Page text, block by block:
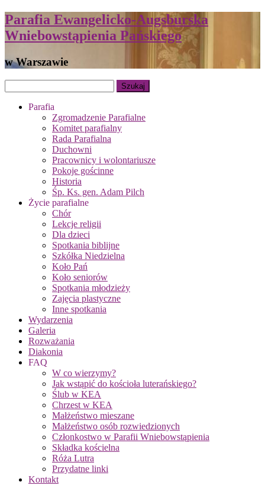
Parafia Ewangelicko-Augsburska
Wniebowstąpienia Pańskiego
w Warszawie
Parafia
Zgromadzenie Parafialne
Komitet parafialny
Rada Parafialna
Duchowni
Pracownicy i wolontariusze
Pokoje gościnne
Historia
Śp. Ks. gen. Adam Pilch
Życie parafialne
Chór
Lekcje religii
Dla dzieci
Spotkania biblijne
Szkółka Niedzielna
Koło Pań
Koło seniorów
Spotkania młodzieży
Zajęcia plastyczne
Inne spotkania
Wydarzenia
Galeria
Rozważania
Diakonia
FAQ
W co wierzymy?
Jak wstąpić do kościoła luterańskiego?
Ślub w KEA
Chrzest w KEA
Małżeństwo mieszane
Małżeństwo osób rozwiedzionych
Członkostwo w Parafii Wniebowstąpienia
Składka kościelna
Róża Lutra
Przydatne linki
Kontakt